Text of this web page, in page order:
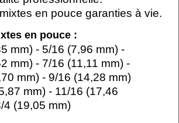
en pouce garanties à vie.
en pouce :
mm) - 5/16 (7,96 mm) -
mm) - 7/16 (11,11 mm) -
mm) - 9/16 (14,28 mm)
mm) - 11/16 (17,46
4 (19,05 mm)